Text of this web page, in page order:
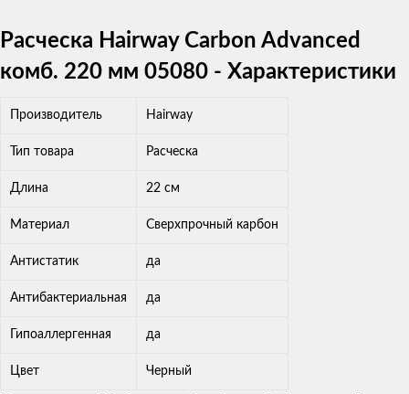
Расческа Hairway Carbon Advanced
комб. 220 мм 05080 - Характеристики
Производитель Hairway
Тип товара Расческа
Длина 22 см
Материал Сверхпрочный карбон
Антистатик да
Антибактериальная да
Гипоаллергенная да
Цвет Черный